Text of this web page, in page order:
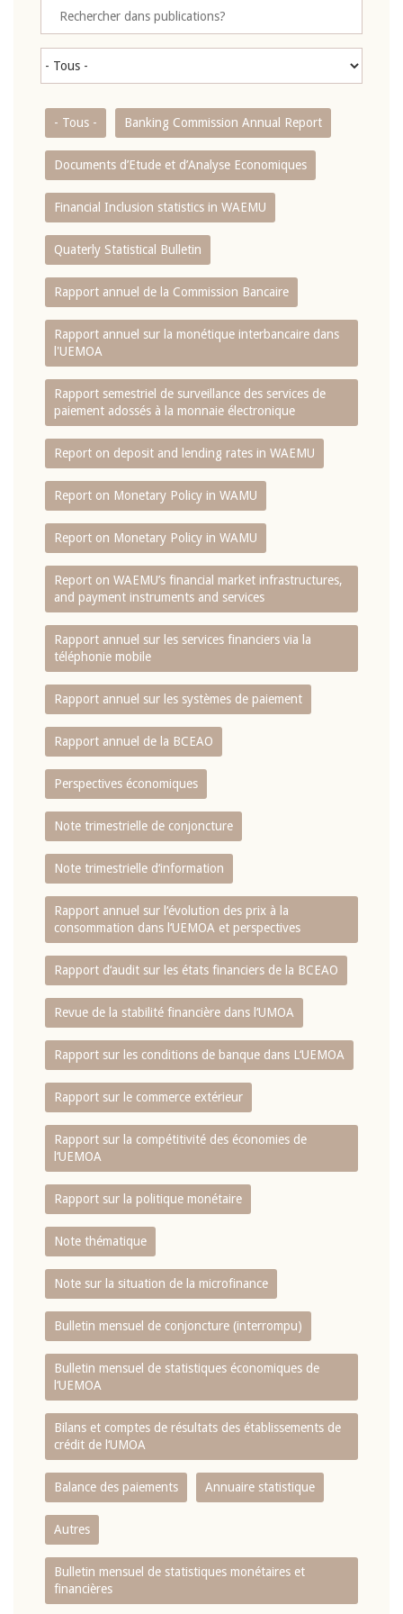
- Tous - Banking Commission Annual Report
Documents d’Etude et d’Analyse Economiques
Financial Inclusion statistics in WAEMU
Quaterly Statistical Bulletin
Rapport annuel de la Commission Bancaire
Rapport annuel sur la monétique interbancaire dans
l'UEMOA
Rapport semestriel de surveillance des services de
paiement adossés à la monnaie électronique
Report on deposit and lending rates in WAEMU
Report on Monetary Policy in WAMU
Report on Monetary Policy in WAMU
Report on WAEMU’s financial market infrastructures,
and payment instruments and services
Rapport annuel sur les services financiers via la
téléphonie mobile
Rapport annuel sur les systèmes de paiement
Rapport annuel de la BCEAO
Perspectives économiques
Note trimestrielle de conjoncture
Note trimestrielle d‘information
Rapport annuel sur l‘évolution des prix à la
consommation dans l‘UEMOA et perspectives
Rapport d‘audit sur les états financiers de la BCEAO
Revue de la stabilité financière dans l‘UMOA
Rapport sur les conditions de banque dans L‘UEMOA
Rapport sur le commerce extérieur
Rapport sur la compétitivité des économies de
l‘UEMOA
Rapport sur la politique monétaire
Note thématique
Note sur la situation de la microfinance
Bulletin mensuel de conjoncture (interrompu)
Bulletin mensuel de statistiques économiques de
l‘UEMOA
Bilans et comptes de résultats des établissements de
crédit de l‘UMOA
Balance des paiements Annuaire statistique
Autres
Bulletin mensuel de statistiques monétaires et
financières